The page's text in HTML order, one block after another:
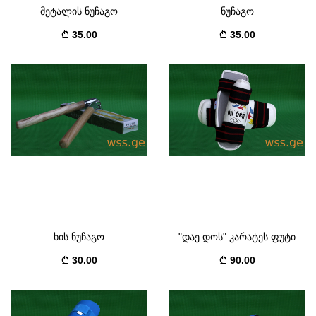
მეტალის ნუჩაგო
35.00
ნუჩაგო
35.00
ხის ნუჩაგო
30.00
"დაე დოს" კარატეს ფუტი
90.00